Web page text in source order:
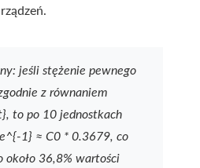
jeśli stężenie pewnego
z równaniem
to po 10 jednostkach
1} ≈ C0 * 0.3679, co
około 36,8% wartości